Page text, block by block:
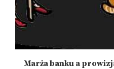
Marża banku a